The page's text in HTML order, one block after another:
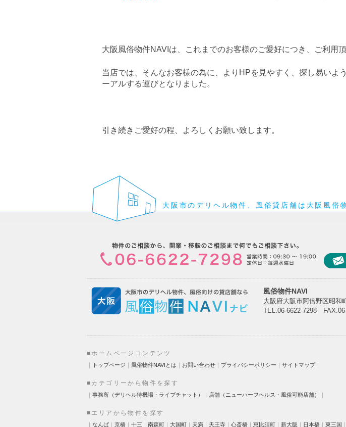
大阪風俗物件NAVIは、これまでのお客様のご愛好につき、ご利用
当店では、そんなお客様の為に、よりHPを見やすく、探し易いよ
ーアルする運びとなりました。
引き続きご愛好の程、よろしくお願い致します。
大阪市のデリヘル物件、風俗貸店舗は大阪風俗
風俗物件NAVI
大阪府大阪市阿倍野区昭
TEL.06-6622-7298
■ホームページコンテンツ
｜ トップページ ｜ 風俗物件NAVIとは ｜ お問い合わせ ｜ プライバシーポリシー ｜ サイトマップ｜
■カテゴリーから物件を探す
｜ 事務所（デリヘル待機場・ライブチャット） ｜ 店舗（ニューハーフヘルス・風俗可能店舗） ｜
■エリアから物件を探す
｜ なんば ｜ 京橋 ｜ 十三 ｜ 南森町 ｜ 大国町 ｜ 天満 ｜ 天王寺 ｜ 心斎橋 ｜ 恵比須町 ｜ 新大阪 ｜ 日本橋 ｜ 東三国 ｜